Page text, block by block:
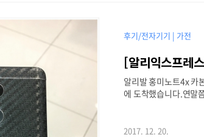
후기/전자기기 | 가전
[알리익스프레
알리발 홍미노트4x 카
에 도착했습니다.연말
다.물론 측면은 보호가
2017. 12. 20.